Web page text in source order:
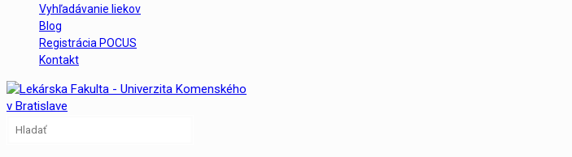
Vyhľadávanie liekov
Blog
Registrácia POCUS
Kontakt